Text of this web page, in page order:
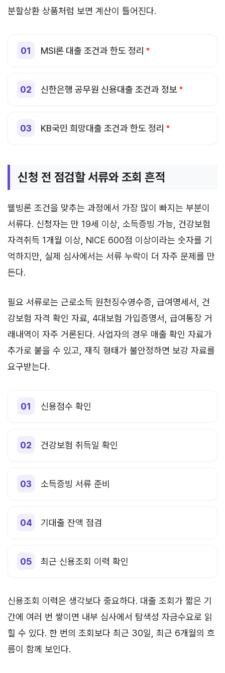
분할상환 상품처럼 보면 계산이 틀어진다.
MSI론 대출 조건과 한도 정리
신한은행 공무원 신용대출 조건과 정보
KB국민 희망대출 조건과 한도 정리
신청 전 점검할 서류와 조회 흔적
웰빙론 조건을 맞추는 과정에서 가장 많이 빠지는 부분이
서류다. 신청자는 만 19세 이상, 소득증빙 가능, 건강보험
자격취득 1개월 이상, NICE 600점 이상이라는 숫자를 기
억하지만, 실제 심사에서는 서류 누락이 더 자주 문제를 만
든다.
필요 서류로는 근로소득 원천징수영수증, 급여명세서, 건
강보험 자격 확인 자료, 4대보험 가입증명서, 급여통장 거
래내역이 자주 거론된다. 사업자의 경우 매출 확인 자료가
추가로 붙을 수 있고, 재직 형태가 불안정하면 보강 자료를
요구받는다.
신용점수 확인
건강보험 취득일 확인
소득증빙 서류 준비
기대출 잔액 점검
최근 신용조회 이력 확인
신용조회 이력은 생각보다 중요하다. 대출 조회가 짧은 기
간에 여러 번 쌓이면 내부 심사에서 탐색성 자금수요로 읽
힐 수 있다. 한 번의 조회보다 최근 30일, 최근 6개월의 흐
름이 함께 보인다.